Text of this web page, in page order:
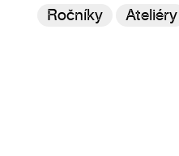
Ročníky Ateliéry